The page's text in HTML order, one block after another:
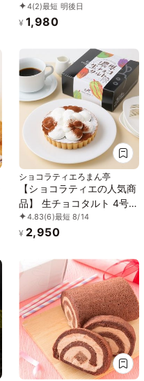
フリー・白砂糖不使用
4(2)最短 明後日
¥ 1,980
ショコラティエろまん亭
【ショコラティエの人気商
品】 生チョコタルト 4号
12cm
4.83(6)最短 8/14
¥ 2,950